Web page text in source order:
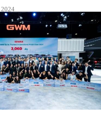
2024